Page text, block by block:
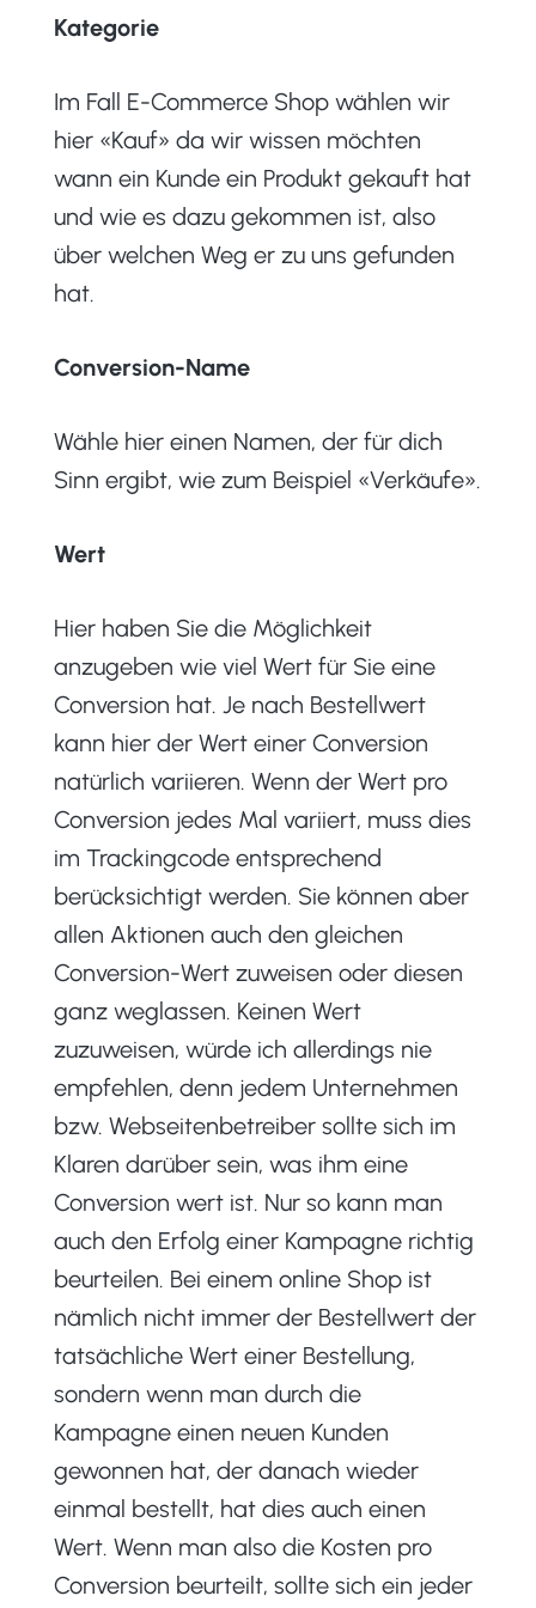
Kategorie
Im Fall E-Commerce Shop wählen wir
hier «Kauf» da wir wissen möchten
wann ein Kunde ein Produkt gekauft hat
und wie es dazu gekommen ist, also
über welchen Weg er zu uns gefunden
hat.
Conversion-Name
Wähle hier einen Namen, der für dich
Sinn ergibt, wie zum Beispiel «Verkäufe».
Wert
Hier haben Sie die Möglichkeit
anzugeben wie viel Wert für Sie eine
Conversion hat. Je nach Bestellwert
kann hier der Wert einer Conversion
natürlich variieren. Wenn der Wert pro
Conversion jedes Mal variiert, muss dies
im Trackingcode entsprechend
berücksichtigt werden. Sie können aber
allen Aktionen auch den gleichen
Conversion-Wert zuweisen oder diesen
ganz weglassen. Keinen Wert
zuzuweisen, würde ich allerdings nie
empfehlen, denn jedem Unternehmen
bzw. Webseitenbetreiber sollte sich im
Klaren darüber sein, was ihm eine
Conversion wert ist. Nur so kann man
auch den Erfolg einer Kampagne richtig
beurteilen. Bei einem online Shop ist
nämlich nicht immer der Bestellwert der
tatsächliche Wert einer Bestellung,
sondern wenn man durch die
Kampagne einen neuen Kunden
gewonnen hat, der danach wieder
einmal bestellt, hat dies auch einen
Wert. Wenn man also die Kosten pro
Conversion beurteilt, sollte sich ein jeder